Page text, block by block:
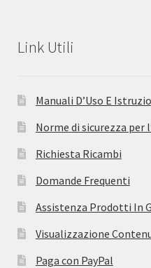
Link Utili
Manuali D’Uso E
Norme di sicurezza
Richiesta Ricambi
Domande Frequenti
Assistenza Prodotti In
Visualizzazione
Paga con PayPal